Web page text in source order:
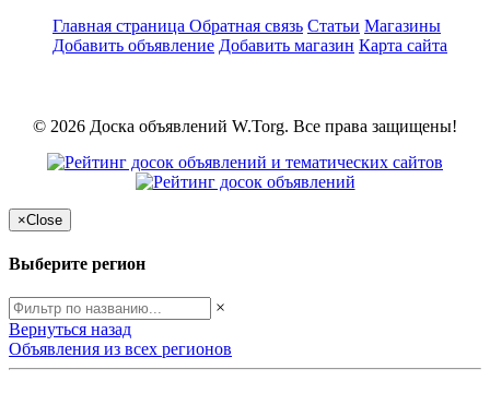
Главная страница Обратная связь Статьи Магазины
Добавить объявление Добавить магазин Карта сайта
© 2026 Доска объявлений W.Torg. Все права защищены!
×Close
Выберите регион
×
Вернуться назад
Объявления из всех регионов